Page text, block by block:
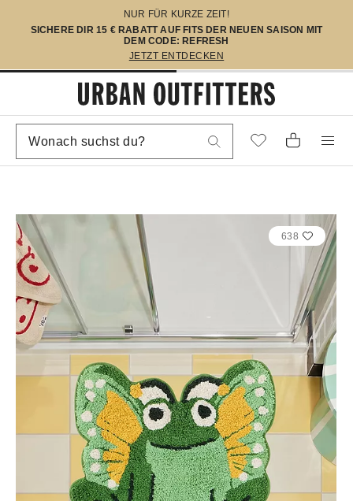
NUR FÜR KURZE ZEIT!
SICHERE DIR 15 € RABATT AUF FITS DER NEUEN SAISON MIT
DEM CODE: REFRESH
JETZT ENTDECKEN
638